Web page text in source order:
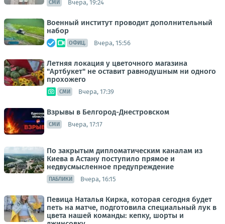
СМИ Вчера, 19:24
Военный институт проводит дополнительный
набор
ОФИЦ. Вчера, 15:56
Летняя локация у цветочного магазина
"Артбукет" не оставит равнодушным ни одного
прохожего
СМИ Вчера, 17:39
Взрывы в Белгород-Днестровском
СМИ Вчера, 17:17
По закрытым дипломатическим каналам из
Киева в Астану поступило прямое и
недвусмысленное предупреждение
ПАБЛИКИ Вчера, 16:15
Певица Наталья Кирка, которая сегодня будет
петь на матче, подготовила специальный лук в
цвета нашей команды: кепку, шорты и